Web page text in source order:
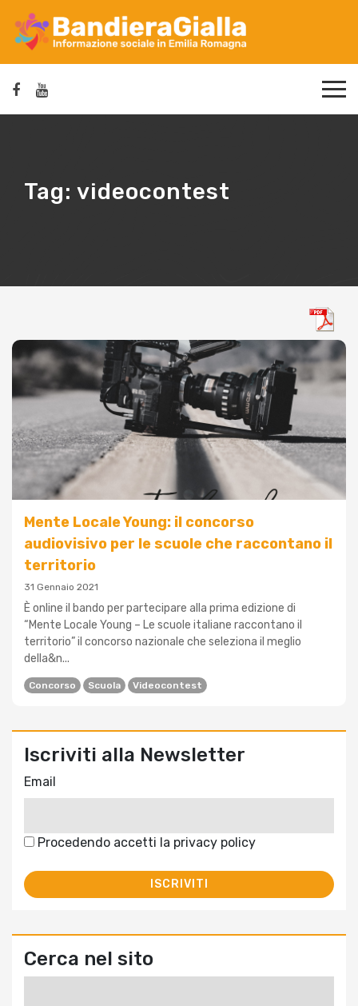
Tag: videocontest
Mente Locale Young: il concorso
audiovisivo per le scuole che raccontano il
territorio
31 Gennaio 2021
È online il bando per partecipare alla prima edizione di
“Mente Locale Young – Le scuole italiane raccontano il
territorio” il concorso nazionale che seleziona il meglio
della&n...
Concorso Scuola Videocontest
Iscriviti alla Newsletter
Email
Procedendo accetti la privacy policy
Cerca nel sito